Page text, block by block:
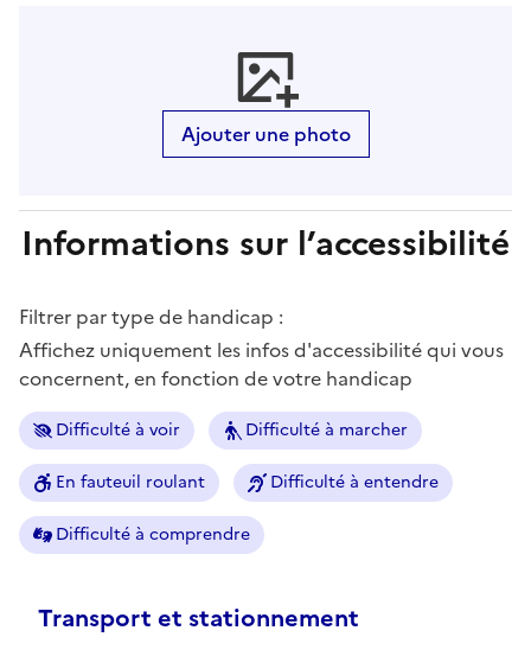
Ajouter une photo
Informations sur l’accessibilité
Filtrer par type de handicap :
Affichez uniquement les infos d'accessibilité qui vous
concernent, en fonction de votre handicap
Difficulté à voir Difficulté à marcher
En fauteuil roulant Difficulté à entendre
Difficulté à comprendre
Transport et stationnement